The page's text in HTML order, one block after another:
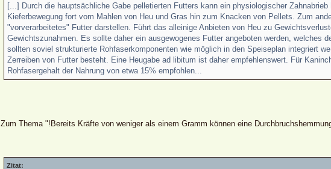
[...] Durch die hauptsächliche Gabe pelletierten Futters kann ein physiologischer
Kieferbewegung fort vom Mahlen von Heu und Gras hin zum Knacken von Pellets. Zum
"vorverarbeitetes" Futter darstellen. Führt das alleinige Anbieten von Heu zu
Gewichtszunahmen. Es sollte daher ein ausgewogenes Futter angeboten werden, welches
sollten soviel strukturierte Rohfaserkomponenten wie möglich in den Speiseplan integriert
Zerreiben von Futter besteht. Eine Heugabe ad libitum ist daher empfehlenswert. Für
Rohfasergehalt der Nahrung von etwa 15% empfohlen...
Zum Thema "!Bereits Kräfte von weniger als einem Gramm können eine
Zitat: